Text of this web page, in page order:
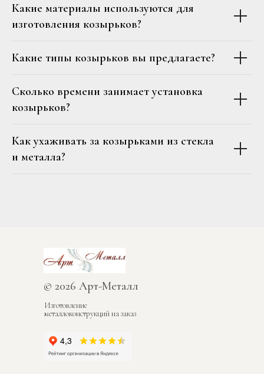
Какие материалы используются для
изготовления козырьков?
Какие типы козырьков вы предлагаете?
Сколько времени занимает установка
козырьков?
Как ухаживать за козырьками из стекла
и металла?
Изготовление
металлоконструкций на заказ
© 2026 Арт-Металл